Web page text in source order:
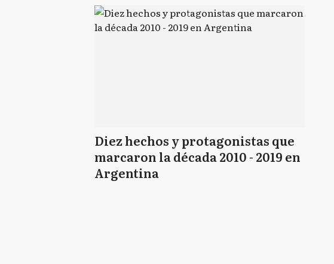
Diez hechos y protagonistas que
marcaron la década 2010 - 2019 en
Argentina